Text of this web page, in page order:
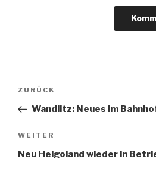
Beitragsnavigation
Vorheriger
Beitrag
ZURÜCK
Wandlitz: Neues im
Nächster
Beitrag
WEITER
Neu Helgoland wieder in